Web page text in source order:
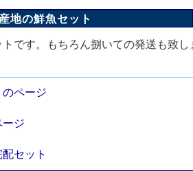
地の鮮魚セット
です。もちろん捌いての発送も致し
のページ
ージ
セット